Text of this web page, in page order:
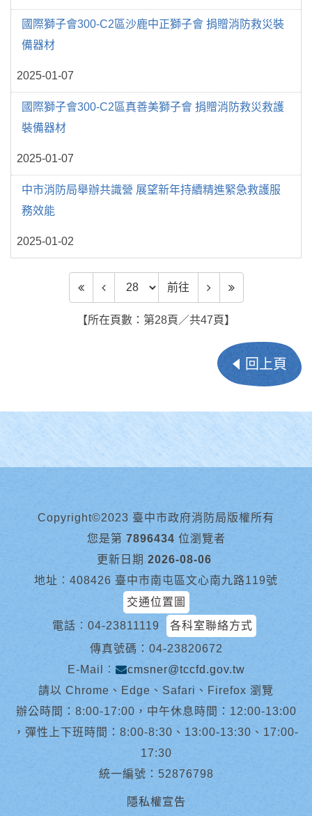
國際獅子會300-C2區沙鹿中正獅子會 捐贈消防救災裝
備器材
2025-01-07
國際獅子會300-C2區真善美獅子會 捐贈消防救災救護
裝備器材
2025-01-07
中市消防局舉辦共識營 展望新年持續精進緊急救護服
務效能
2025-01-02
前往頁數 前往
【所在頁數：第28頁／共47頁】
回上頁
Copyright©2023 臺中市政府消防局版權所有
您是第 7896434 位瀏覽者
更新日期 2026-08-06
地址︰408426 臺中市南屯區文心南九路119號
交通位置圖
電話︰ 04-23811119
各科室聯絡方式
傳真號碼：04-23820672
E-Mail︰
cmsner@tccfd.gov.tw
請以 Chrome、Edge、Safari、Firefox 瀏覽
辦公時間：8:00-17:00，中午休息時間：12:00-13:00
，彈性上下班時間：8:00-8:30、13:00-13:30、17:00-
17:30
統一編號：52876798
隱私權宣告